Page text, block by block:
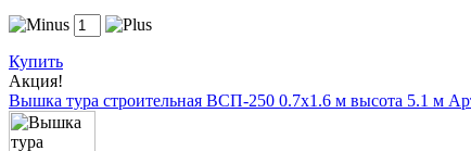
Купить
Акция!
Вышка тура строительная ВСП-250 0.7х1.6 м высота 5.1 м